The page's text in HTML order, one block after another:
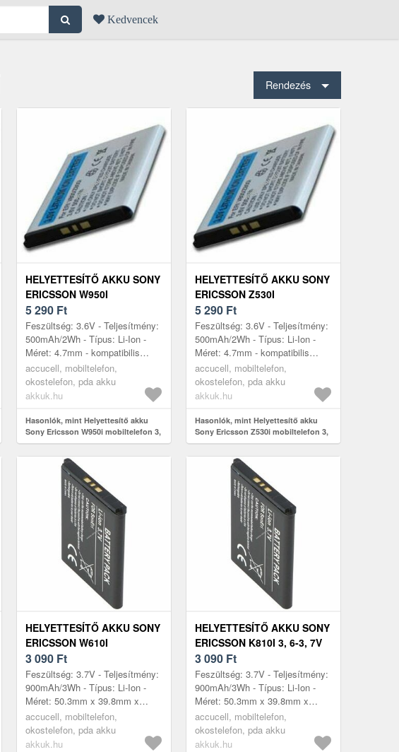
Kedvencek
Rendezés
HELYETTESÍTŐ AKKU SONY
ERICSSON W950I
MOBILTELEFON 3, 6V
500MAH LI-ION
5 290 Ft
Feszültség: 3.6V - Teljesítmény:
500mAh/2Wh - Típus: Li-Ion -
Méret: 4.7mm - kompatibilis
modellek: W950i, Sony Ericsson
K800i, Sony Ericsson M600i...
accucell, mobiltelefon,
okostelefon, pda akku
akkuk.hu
Hasonlók, mint Helyettesítő akku
Sony Ericsson W950i mobiltelefon 3,
6V 500mAh Li-Ion
HELYETTESÍTŐ AKKU SONY
ERICSSON Z530I
MOBILTELEFON 3, 6V
500MAH LI-ION
5 290 Ft
Feszültség: 3.6V - Teljesítmény:
500mAh/2Wh - Típus: Li-Ion -
Méret: 4.7mm - kompatibilis
modellek: Z530i, Sony Ericsson
K800i, Sony Ericsson M600i...
accucell, mobiltelefon,
okostelefon, pda akku
akkuk.hu
Hasonlók, mint Helyettesítő akku
Sony Ericsson Z530i mobiltelefon 3,
6V 500mAh Li-Ion
HELYETTESÍTŐ AKKU SONY
ERICSSON W610I
MOBILTELEFON 3, 7V
900MAH LI-ION
3 090 Ft
Feszültség: 3.7V - Teljesítmény:
900mAh/3Wh - Típus: Li-Ion -
Méret: 50.3mm x 39.8mm x
4.7mm - kompatibilis modellek:
W610i, Sony Ericsson K550i,
S...
accucell, mobiltelefon,
okostelefon, pda akku
akkuk.hu
HELYETTESÍTŐ AKKU SONY
ERICSSON K810I 3, 6-3, 7V
700-900MAH
MOBILTELEFON LI-ION
3 090 Ft
Feszültség: 3.7V - Teljesítmény:
900mAh/3Wh - Típus: Li-Ion -
Méret: 50.3mm x 39.8mm x
4.7mm - kompatibilis modellek:
K810i, Sony Ericsson K550i, S...
accucell, mobiltelefon,
okostelefon, pda akku
akkuk.hu